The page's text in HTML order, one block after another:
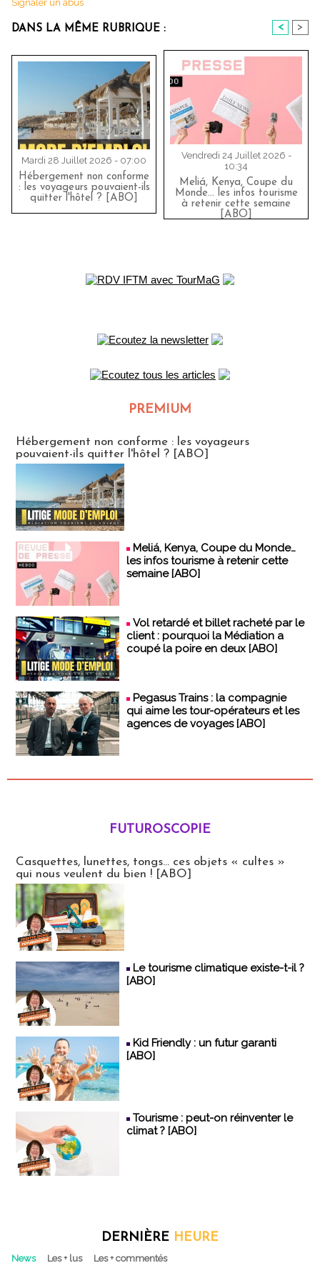
Signaler un abus
DANS LA MÊME RUBRIQUE : < >
Mardi 28 Juillet 2026 - 07:00
Hébergement non conforme
: les voyageurs pouvaient-ils
quitter l'hôtel ? [ABO]
Vendredi 24 Juillet 2026 -
10:34
Meliá, Kenya, Coupe du
Monde… les infos tourisme
à retenir cette semaine
[ABO]
PREMIUM
Hébergement non conforme : les voyageurs
pouvaient-ils quitter l'hôtel ? [ABO]
Meliá, Kenya, Coupe du Monde…
les infos tourisme à retenir cette
semaine [ABO]
Vol retardé et billet racheté par le
client : pourquoi la Médiation a
coupé la poire en deux [ABO]
Pegasus Trains : la compagnie
qui aime les tour-opérateurs et les
agences de voyages [ABO]
FUTUROSCOPIE
Casquettes, lunettes, tongs... ces objets « cultes »
qui nous veulent du bien ! [ABO]
Le tourisme climatique existe-t-il ?
[ABO]
Kid Friendly : un futur garanti
[ABO]
Tourisme : peut-on réinventer le
climat ? [ABO]
DERNIÈRE HEURE
News Les + lus Les + commentés